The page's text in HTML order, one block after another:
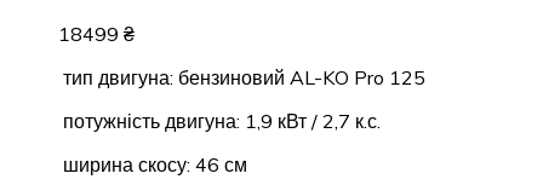
18499 ₴
тип двигуна: бензиновий AL-KO Pro 125
потужність двигуна: 1,9 кВт / 2,7 к.с.
ширина скосу: 46 см